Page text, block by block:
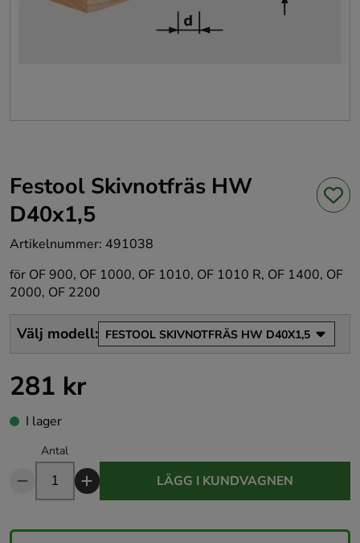
Festool Skivnotfräs HW
D40x1,5
Artikelnummer: 491038
för OF 900, OF 1000, OF 1010, OF 1010 R, OF 1400, OF
2000, OF 2200
Välj modell: FESTOOL SKIVNOTFRÄS HW D40X1,5
Pris:281 kr
281 kr
I lager
Antal
LÄGG I KUNDVAGNEN